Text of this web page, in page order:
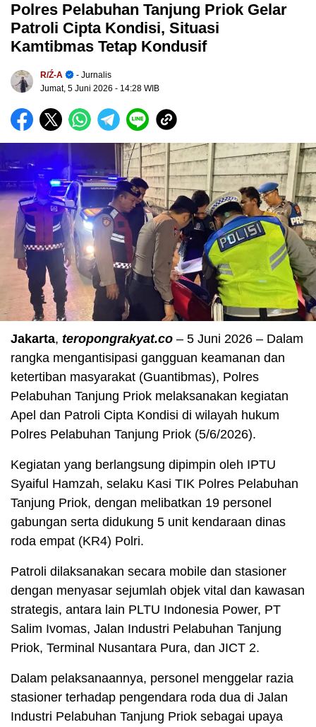
Polres Pelabuhan Tanjung Priok Gelar
Patroli Cipta Kondisi, Situasi
Kamtibmas Tetap Kondusif
R/ź-A
- Jurnalis
Jumat, 5 Juni 2026 - 14:28 WIB
Jakarta, teropongrakyat.co – 5 Juni 2026 – Dalam
rangka mengantisipasi gangguan keamanan dan
ketertiban masyarakat (Guantibmas), Polres
Pelabuhan Tanjung Priok melaksanakan kegiatan
Apel dan Patroli Cipta Kondisi di wilayah hukum
Polres Pelabuhan Tanjung Priok (5/6/2026).
Kegiatan yang berlangsung dipimpin oleh IPTU
Syaiful Hamzah, selaku Kasi TIK Polres Pelabuhan
Tanjung Priok, dengan melibatkan 19 personel
gabungan serta didukung 5 unit kendaraan dinas
roda empat (KR4) Polri.
Patroli dilaksanakan secara mobile dan stasioner
dengan menyasar sejumlah objek vital dan kawasan
strategis, antara lain PLTU Indonesia Power, PT
Salim Ivomas, Jalan Industri Pelabuhan Tanjung
Priok, Terminal Nusantara Pura, dan JICT 2.
Dalam pelaksanaannya, personel menggelar razia
stasioner terhadap pengendara roda dua di Jalan
Industri Pelabuhan Tanjung Priok sebagai upaya